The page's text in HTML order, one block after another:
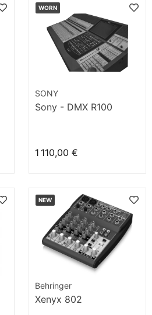
WORN
SONY
Sony - DMX R100
1 110,00 €
NEW
Behringer
Xenyx 802